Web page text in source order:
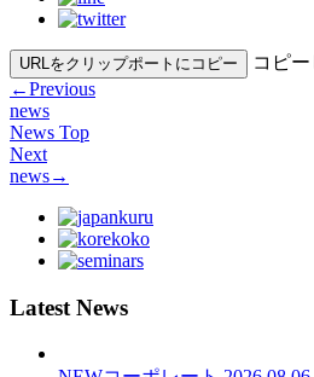
URLをクリップポートにコピー
コピー
←Previous
news
News Top
Next
news→
Latest News